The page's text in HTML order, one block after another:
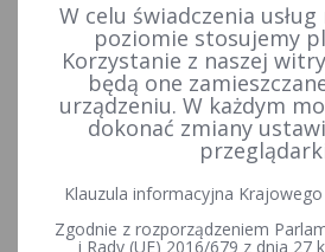
Wybory i referenda Wybory do Sejmu i do Senatu Wybory uzupełniające do Senatu RP
Okręg nr 36 - Uchwała Państwowej Komisji Wyborczej z dnia 29 listopada 2004 r. w sprawie przyjęcia zawiadomienia dokonanego przez Zarząd Krajowy Sojuszu Lewicy Demokratycznej o zamiarze zgłoszenia kandydata na senatora w wyborach uzupełniających do Senatu Rzeczypospol
Okręg nr 36 -
Państwowej
z dnia 29
W celu świadczenia
poziomie stosujemy
Korzystanie z naszej
będą one
urządzeniu. W każdym
dokonać zmiany
Klauzula informacyjna
Zgodnie z rozporządzeniem
i Rady (UE) 2016/679 z dnia 27